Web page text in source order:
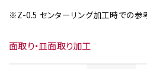
※Z-0.5 センターリング加工時での参
面取り・皿面取り加工